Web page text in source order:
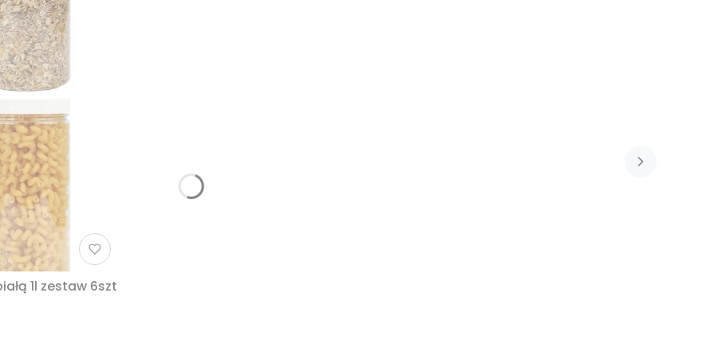
Słoik plastikowy PET 1000ml z nakrętką białą 1l zestaw 6szt